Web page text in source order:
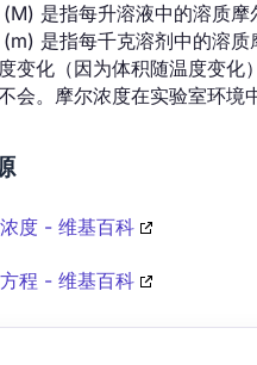
是指每升溶液中的溶质摩
是指每千克溶剂中的溶质
变化（因为体积随温度变化
会。摩尔浓度在实验室环境
度 - 维基百科
程 - 维基百科